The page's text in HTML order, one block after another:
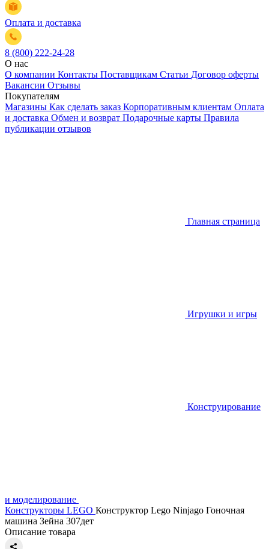
Оплата и доставка
8 (800) 222-24-28
О нас
О компании Контакты Поставщикам Статьи Договор оферты
Вакансии Отзывы
Покупателям
Магазины Как сделать заказ Корпоративным клиентам Оплата
и доставка Обмен и возврат Подарочные карты Правила
публикации отзывов
Главная страница
Игрушки и игры
Конструирование
и моделирование
Конструкторы LEGO Конструктор Lego Ninjago Гоночная
машина Зейна 307дет
Описание товара